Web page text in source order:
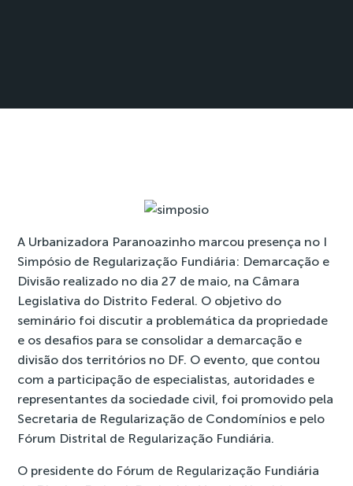
A Urbanizadora Paranoazinho marcou presença no I
Simpósio de Regularização Fundiária: Demarcação e
Divisão realizado no dia 27 de maio, na Câmara
Legislativa do Distrito Federal. O objetivo do
seminário foi discutir a problemática da propriedade
e os desafios para se consolidar a demarcação e
divisão dos territórios no DF. O evento, que contou
com a participação de especialistas, autoridades e
representantes da sociedade civil, foi promovido pela
Secretaria de Regularização de Condomínios e pelo
Fórum Distrital de Regularização Fundiária.
O presidente do Fórum de Regularização Fundiária